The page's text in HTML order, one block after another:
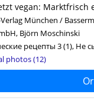
vegan: Marktfrisch
München /
Björn Moschinski
рецепты 3(1), Не
photos (12)